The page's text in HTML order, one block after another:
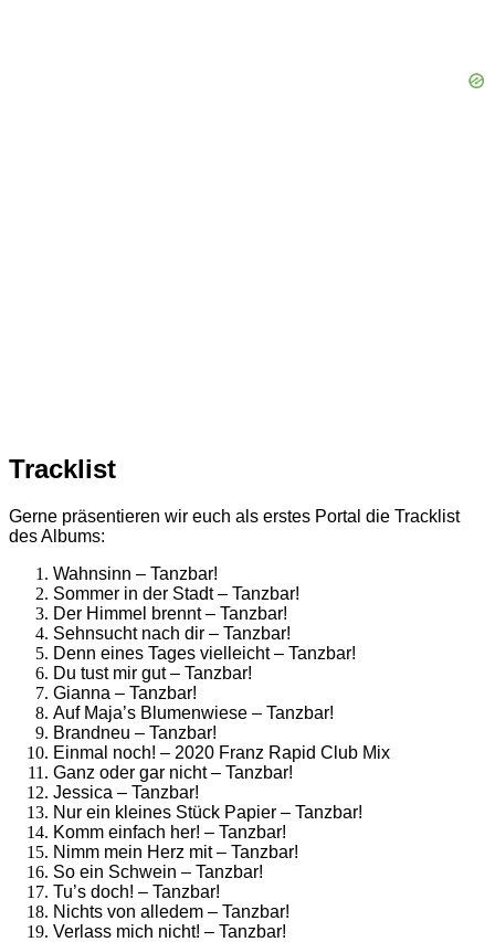
Tracklist
Gerne präsentieren wir euch als erstes Portal die Tracklist
des Albums:
Wahnsinn – Tanzbar!
Sommer in der Stadt – Tanzbar!
Der Himmel brennt – Tanzbar!
Sehnsucht nach dir – Tanzbar!
Denn eines Tages vielleicht – Tanzbar!
Du tust mir gut – Tanzbar!
Gianna – Tanzbar!
Auf Maja’s Blumenwiese – Tanzbar!
Brandneu – Tanzbar!
Einmal noch! – 2020 Franz Rapid Club Mix
Ganz oder gar nicht – Tanzbar!
Jessica – Tanzbar!
Nur ein kleines Stück Papier – Tanzbar!
Komm einfach her! – Tanzbar!
Nimm mein Herz mit – Tanzbar!
So ein Schwein – Tanzbar!
Tu’s doch! – Tanzbar!
Nichts von alledem – Tanzbar!
Verlass mich nicht! – Tanzbar!